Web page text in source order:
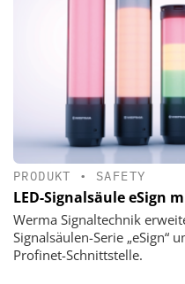
PRODUKT • SAFETY
LED-Signalsäule eSign
Werma Signaltechnik
Signalsäulen-Serie „eSign“
Profinet-Schnittstelle.